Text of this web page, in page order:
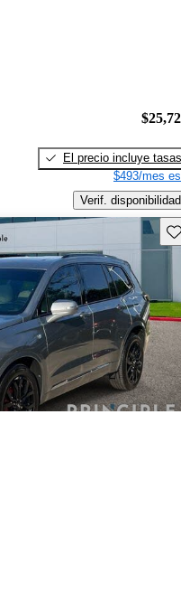
El precio incluye tasas
$493/mes
Verif. disponibilidad